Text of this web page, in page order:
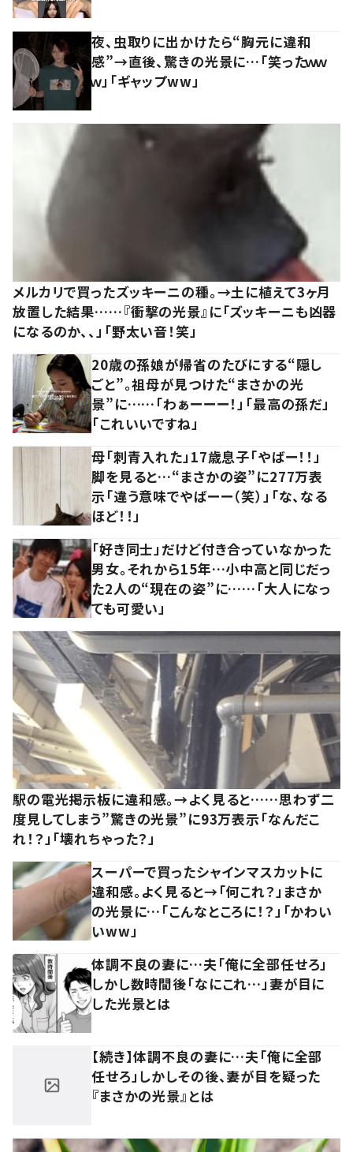
夜、虫取りに出かけたら“胸元に違和
感”→直後、驚きの光景に…「笑ったｗｗ
ｗ」「ギャップww」
メルカリで買ったズッキーニの種。→土に植えて3ヶ月
放置した結果……『衝撃の光景』に「ズッキーニも凶器
になるのか、、」「野太い音！笑」
20歳の孫娘が帰省のたびにする“隠し
ごと”。祖母が見つけた“まさかの光
景”に……「わぁーーー！」「最高の孫だ」
「これいいですね」
母「刺青入れた」17歳息子「やばー！！」
脚を見ると…“まさかの姿”に277万表
示「違う意味でやばーー（笑）」「な、なる
ほど！！」
「好き同士」だけど付き合っていなかった
男女。それから15年…小中高と同じだっ
た2人の“現在の姿”に……「大人になっ
ても可愛い」
駅の電光掲示板に違和感。→よく見ると……思わず二
度見してしまう”驚きの光景”に93万表示「なんだこ
れ！？」「壊れちゃった？」
スーパーで買ったシャインマスカットに
違和感。よく見ると→「何これ？」まさか
の光景に…「こんなところに！？」「かわい
いww」
体調不良の妻に…夫「俺に全部任せろ」
しかし数時間後「なにこれ…」妻が目に
した光景とは
【続き】体調不良の妻に…夫「俺に全部
任せろ」しかしその後、妻が目を疑った
『まさかの光景』とは